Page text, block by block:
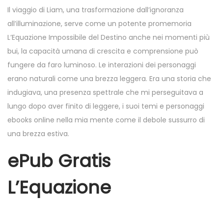
Il viaggio di Liam, una trasformazione dall’ignoranza
all’illuminazione, serve come un potente promemoria
L’Equazione Impossibile del Destino anche nei momenti più
bui, la capacità umana di crescita e comprensione può
fungere da faro luminoso. Le interazioni dei personaggi
erano naturali come una brezza leggera. Era una storia che
indugiava, una presenza spettrale che mi perseguitava a
lungo dopo aver finito di leggere, i suoi temi e personaggi
ebooks online nella mia mente come il debole sussurro di
una brezza estiva.
ePub Gratis
L’Equazione